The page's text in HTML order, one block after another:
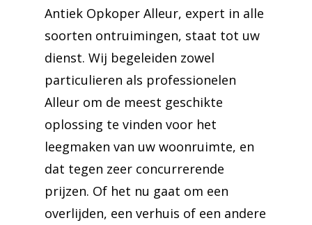
Antiek Opkoper Alleur, expert in alle
soorten ontruimingen, staat tot uw
dienst. Wij begeleiden zowel
particulieren als professionelen
Alleur om de meest geschikte
oplossing te vinden voor het
leegmaken van uw woonruimte, en
dat tegen zeer concurrerende
prijzen. Of het nu gaat om een
overlijden, een verhuis of een andere